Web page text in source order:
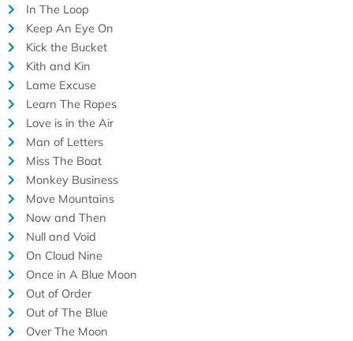
In The Loop
Keep An Eye On
Kick the Bucket
Kith and Kin
Lame Excuse
Learn The Ropes
Love is in the Air
Man of Letters
Miss The Boat
Monkey Business
Move Mountains
Now and Then
Null and Void
On Cloud Nine
Once in A Blue Moon
Out of Order
Out of The Blue
Over The Moon